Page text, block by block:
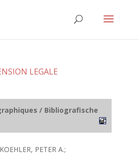
LEGALE
/ Bibliografische
KOEHLER, PETER A.;